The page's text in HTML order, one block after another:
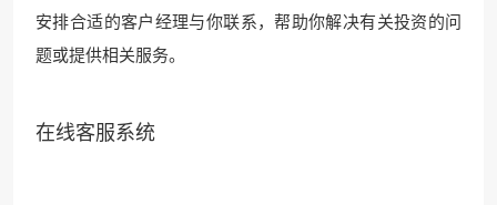
安排合适的客户经理与你联系，帮助你解决有关投资的问
题或提供相关服务。
在线客服系统